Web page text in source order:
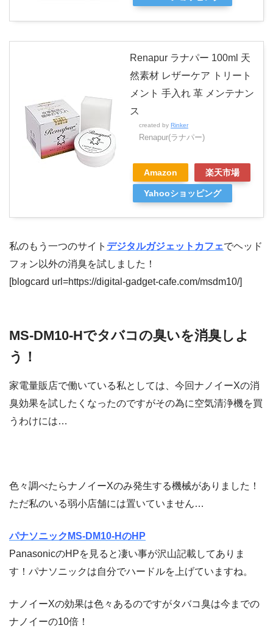
Renapur ラナパー 100ml 天
然素材 レザーケア トリート
メント 手入れ 革 メンテナン
ス
created by Rinker
Renapur(ラナパー)
Amazon 楽天市場
Yahooショッピング
私のもう一つのサイト デジタルガジェットカフェでヘッド
フォン以外の消臭を試しました！
[blogcard url=https://digital-gadget-cafe.com/msdm10/]
MS-DM10-Hでタバコの臭いを消臭しよ
う！
家電量販店で働いている私としては、今回ナノイーXの消
臭効果を試したくなったのですがその為に空気清浄機を買
うわけには…
色々調べたらナノイーXのみ発生する機械がありました！
ただ私のいる弱小店舗には置いていません…
パナソニック MS-DM10-HのHP
PanasonicのHPを見ると凄い事が沢山記載してありま
す！パナソニックは自分でハードルを上げていますね。
ナノイーXの効果は色々あるのですがタバコ臭は今までの
ナノイーの10倍！